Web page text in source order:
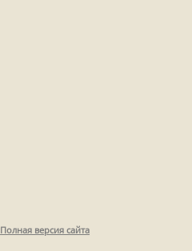
Полная версия сайта